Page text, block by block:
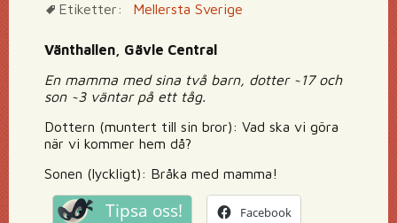
Etiketter:
Mellersta Sverige
Vänthallen, Gävle Central
En mamma med sina två barn, dotter ~17 och
son ~3 väntar på ett tåg.
Dottern (muntert till sin bror): Vad ska vi göra
när vi kommer hem då?
Sonen (lyckligt): Bråka med mamma!
Tipsa oss! Facebook